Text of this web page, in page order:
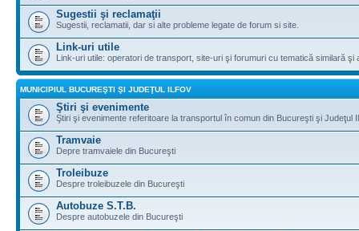
Sugestii şi reclamaţii
Sugestii, reclamatii, dar si alte probleme legate de forum si site.
Link-uri utile
Link-uri utile: operatori de transport, site-uri şi forumuri cu tematică similară şi
MUNICIPIUL BUCUREŞTI ŞI JUDEŢUL ILFOV
Ştiri şi evenimente
Ştiri şi evenimente referitoare la transportul în comun din Bucureşti şi Judeţul
Tramvaie
Depre tramvaiele din Bucureşti
Troleibuze
Despre troleibuzele din Bucureşti
Autobuze S.T.B.
Despre autobuzele din Bucureşti